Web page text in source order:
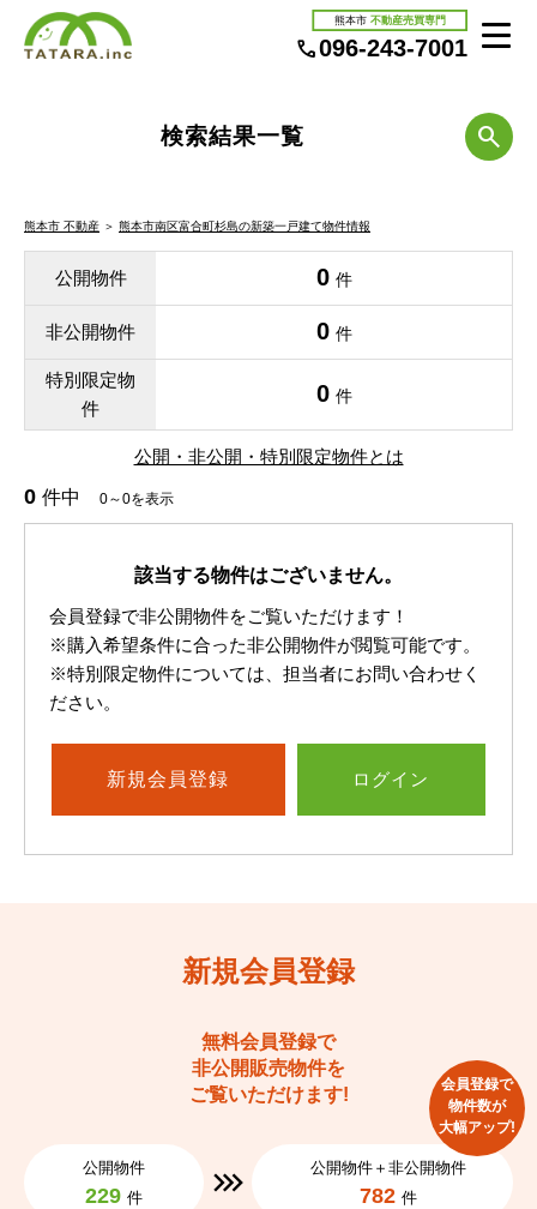
熊本市 不動産売買専門
096-243-7001
検索結果一覧
熊本市 不動産 ＞ 熊本市南区富合町杉島の新築一戸建て物件情報
公開物件 0 件
非公開物件 0 件
特別限定物
件
0 件
公開・非公開・特別限定物件とは
0 件中 0～0を表示
該当する物件はございません。
会員登録で非公開物件をご覧いただけます！
※購入希望条件に合った非公開物件が閲覧可能です。
※特別限定物件については、担当者にお問い合わせく
ださい。
新規会員登録 ログイン
新規会員登録
無料会員登録で
非公開販売物件を
ご覧いただけます!
公開物件
229 件
公開物件＋非公開物件
782 件
会員登録で
物件数が
大幅アップ!